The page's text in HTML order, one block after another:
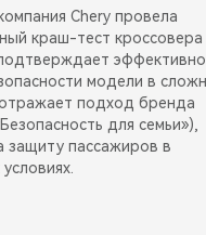
Chery провела
краш-тест кроссовера
модели в
подход бренда
для семьи»),
защиту пассажиров в